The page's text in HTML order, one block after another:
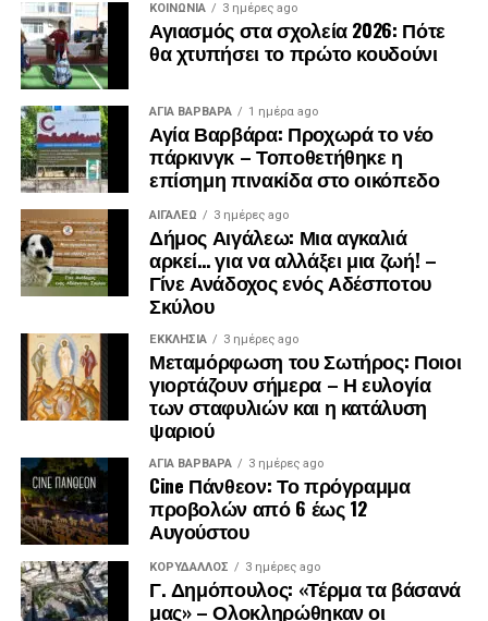
Λίγα λεπτά αργότερα, έφτασε και ο πρώην
πρωθυπουργός, Αντώνης Σαμαράς, ο οποίος αφού
συλλυπήθηκε την οικογένεια, αποχώρησε.
ΚΟΙΝΩΝΊΑ 3 ημέρες ago
Αγιασμός στα σχολεία 2026: Πότε
θα χτυπήσει το πρώτο κουδούνι
ΑΓΙΑ ΒΑΡΒΑΡΑ 1 ημέρα ago
Αγία Βαρβάρα: Προχωρά το νέο
πάρκινγκ – Τοποθετήθηκε η
επίσημη πινακίδα στο οικόπεδο
ΑΙΓΑΛΕΩ 3 ημέρες ago
Δήμος Αιγάλεω: Μια αγκαλιά
αρκεί… για να αλλάξει μια ζωή! –
Γίνε Ανάδοχος ενός Αδέσποτου
Σκύλου
ΕΚΚΛΗΣΊΑ 3 ημέρες ago
Μεταμόρφωση του Σωτήρος: Ποιοι
γιορτάζουν σήμερα – Η ευλογία
των σταφυλιών και η κατάλυση
ψαριού
ΑΓΙΑ ΒΑΡΒΑΡΑ 3 ημέρες ago
Cine Πάνθεον: Το πρόγραμμα
προβολών από 6 έως 12
Αυγούστου
ΚΟΡΥΔΑΛΛΟΣ 3 ημέρες ago
Γ. Δημόπουλος: «Τέρμα τα βάσανά
μας» – Ολοκληρώθηκαν οι